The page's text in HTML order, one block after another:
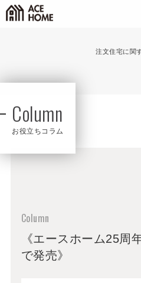
注文住宅に関
Column
お役立ちコラム
《エースホーム25周
で発売》